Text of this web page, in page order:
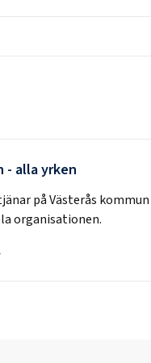
- alla yrken
påVästerås kommun
organisationen.